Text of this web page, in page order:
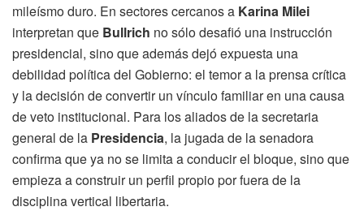
mileísmo duro. En sectores cercanos a Karina Milei
interpretan que Bullrich no sólo desafió una instrucción
presidencial, sino que además dejó expuesta una
debilidad política del Gobierno: el temor a la prensa crítica
y la decisión de convertir un vínculo familiar en una causa
de veto institucional. Para los aliados de la secretaria
general de la Presidencia, la jugada de la senadora
confirma que ya no se limita a conducir el bloque, sino que
empieza a construir un perfil propio por fuera de la
disciplina vertical libertaria.